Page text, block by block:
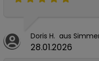
Doris H. aus
28.01.2026